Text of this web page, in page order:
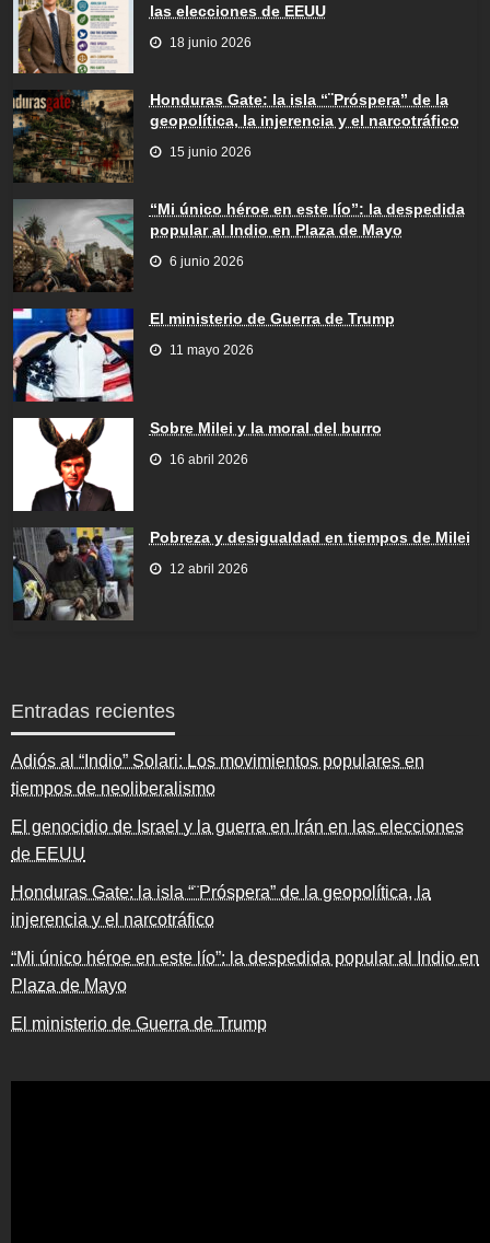
las elecciones de EEUU
18 junio 2026
Honduras Gate: la isla “¨Próspera” de la
geopolítica, la injerencia y el narcotráfico
15 junio 2026
“Mi único héroe en este lío”: la despedida
popular al Indio en Plaza de Mayo
6 junio 2026
El ministerio de Guerra de Trump
11 mayo 2026
Sobre Milei y la moral del burro
16 abril 2026
Pobreza y desigualdad en tiempos de Milei
12 abril 2026
Entradas recientes
Adiós al “Indio” Solari: Los movimientos populares en
tiempos de neoliberalismo
El genocidio de Israel y la guerra en Irán en las elecciones
de EEUU
Honduras Gate: la isla “¨Próspera” de la geopolítica, la
injerencia y el narcotráfico
“Mi único héroe en este lío”: la despedida popular al Indio en
Plaza de Mayo
El ministerio de Guerra de Trump